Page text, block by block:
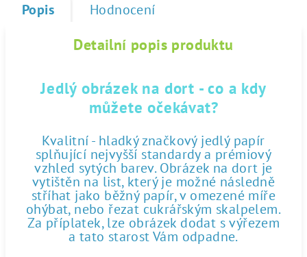
Popis Hodnocení
Detailní popis produktu
Jedlý obrázek na dort - co a kdy
můžete očekávat?
Kvalitní - hladký značkový jedlý papír
splňující nejvyšší standardy a prémiový
vzhled sytých barev. Obrázek na dort je
vytištěn na list, který je možné následně
stříhat jako běžný papír, v omezené míře
ohýbat, nebo řezat cukrářským skalpelem.
Za příplatek, lze obrázek dodat s výřezem
a tato starost Vám odpadne.